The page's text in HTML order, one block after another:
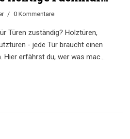
0 Kommentare
Türen zuständig? Holztüren,
- jede Tür braucht einen
Hier erfährst du, wer was macht